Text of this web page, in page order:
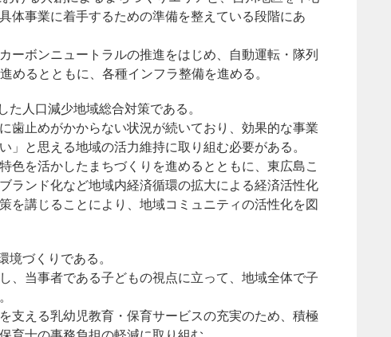
体事業に着手するための準備を整えている段階にあ
ーボンニュートラルの推進をはじめ、自動運転・隊列
めるとともに、各種インフラ整備を進める。
人口減少地域総合対策である。
歯止めがかからない状況が続いており、効果的な事業
」と思える地域の活力維持に取り組む必要がある。
色を活かしたまちづくりを進めるとともに、東広島こ
ランド化など地域内経済循環の拡大による経済活性化
を講じることにより、地域コミュニティの活性化を図
境づくりである。
、当事者である子どもの視点に立って、地域全体で子
支える乳幼児教育・保育サービスの充実のため、積極